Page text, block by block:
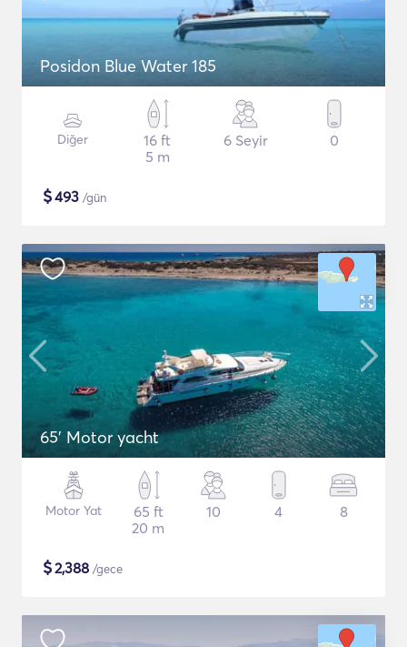
Posidon Blue Water 185
Diğer
16 ft
5 m
6 Seyir 0
$493 /gün
65' Motor yacht
Motor Yat
65 ft
20 m
10 4 8
$2,388 /gece